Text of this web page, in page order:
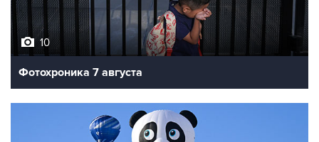
10
Фотохроника 7 августа